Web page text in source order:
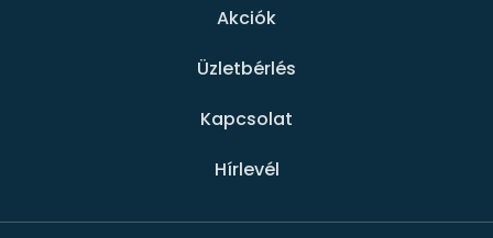
Akciók
Üzletbérlés
Kapcsolat
Hírlevél